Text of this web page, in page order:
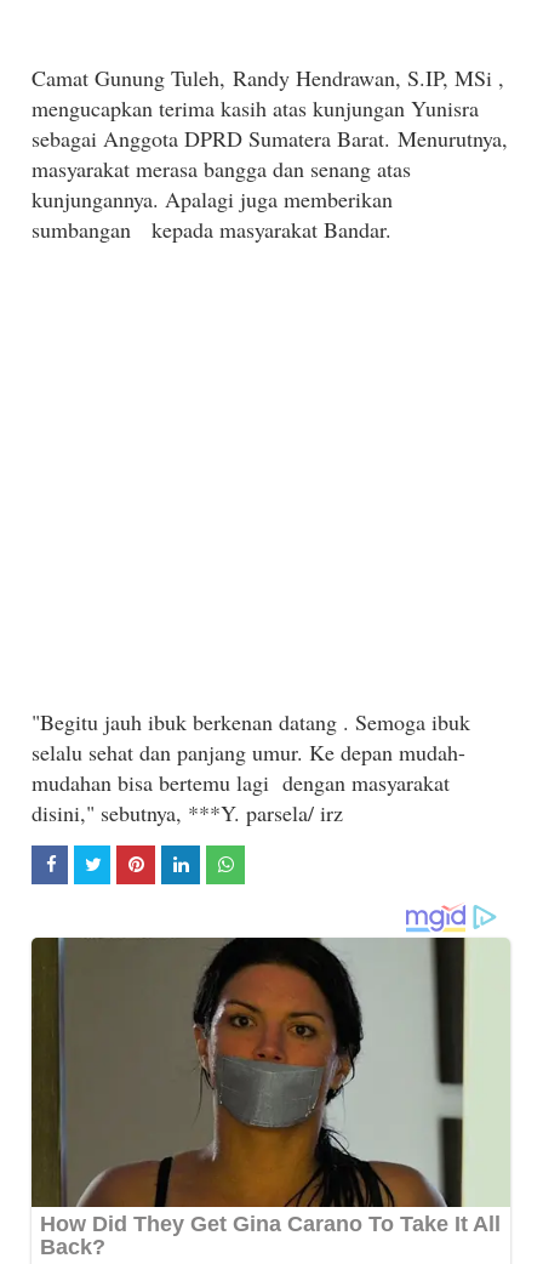
Camat Gunung Tuleh,Randy Hendrawan, S.IP, MSi ,
mengucapkan terima kasih atas kunjungan Yunisra
sebagai Anggota DPRD Sumatera Barat. Menurutnya,
masyarakat merasa bangga dan senang atas
kunjungannya. Apalagi juga memberikan
sumbangan kepada masyarakat Bandar.
"Begitu jauh ibuk berkenan datang . Semoga ibuk
selalu sehat dan panjang umur. Ke depan mudah-
mudahan bisa bertemu lagi dengan masyarakat
disini," sebutnya, ***Y. parsela/ irz